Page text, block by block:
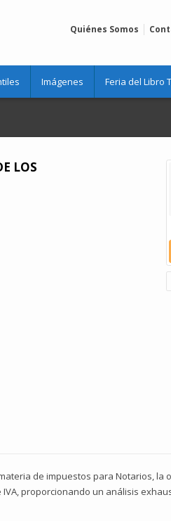
Quiénes Somos
Imágenes Feria del Libro
LOS
de impuestos para Notarios, la
proporcionando un análisis